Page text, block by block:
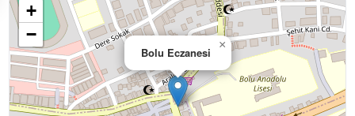
Bolu Eczanesi
×
+
−